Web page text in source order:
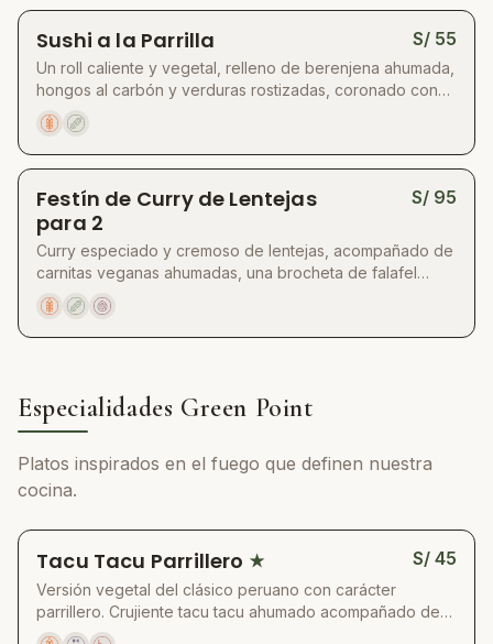
Sushi a la Parrilla S/ 55
Un roll caliente y vegetal, relleno de berenjena ahumada,
hongos al carbón y verduras rostizadas, coronado con
una intensa mayonesa acevichada, ajonjolí tostado y
flores frescas. Servido sobre una mini parrilla con brasas
vivas para un aroma y presentación únicos.
Festín de Curry de Lentejas
para 2
S/ 95
Curry especiado y cremoso de lentejas, acompañado de
carnitas veganas ahumadas, una brocheta de falafel
crujiente y pan naan artesanal cocido en mesa sobre
brasas. Servido con yogurt de anacardos, chutney
vegetal, cebolla encurtida y microverdes frescos.
Especialidades Green Point
Platos inspirados en el fuego que definen nuestra
cocina.
Tacu Tacu Parrillero ★ S/ 45
Versión vegetal del clásico peruano con carácter
parrillero. Crujiente tacu tacu ahumado acompañado de
brochetas especiadas y hongos frescos sellados.